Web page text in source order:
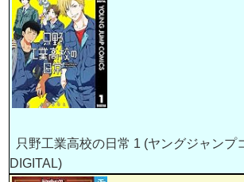
只野工業高校の日常 1 (ヤングジャンプ
DIGITAL)